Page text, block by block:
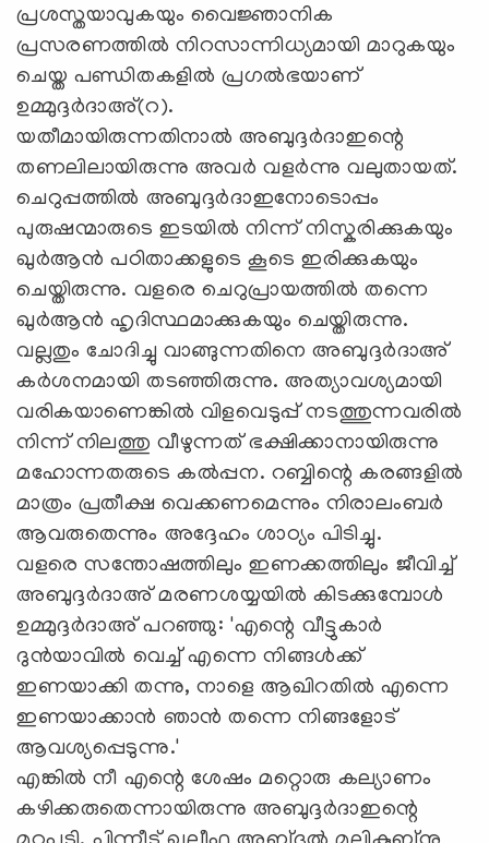
പ്രശസ്തയാവുകയും വൈജ്ഞാനിക
പ്രസരണത്തിൽ നിറസാന്നിധ്യമായി മാറുകയും
ചെയ്ത പണ്ഡിതകളിൽ പ്രഗൽഭയാണ്
ഉമ്മുദ്ദർദാഅ്(റ).
യതീമായിരുന്നതിനാൽ അബുദ്ദർദാഇന്റെ
തണലിലായിരുന്നു അവര്‍ വളർന്നു വലുതായത്.
ചെറുപ്പത്തില്‍ അബുദ്ദര്‍ദാഇനോടൊപ്പം
പുരുഷന്മാരുടെ ഇടയിൽ നിന്ന് നിസ്കരിക്കുകയും
ഖുർആൻ പഠിതാക്കളുടെ കൂടെ ഇരിക്കുകയും
ചെയ്തിരുന്നു. വളരെ ചെറുപ്രായത്തിൽ തന്നെ
ഖുർആൻ ഹൃദിസ്ഥമാക്കുകയും ചെയ്തിരുന്നു.
വല്ലതും ചോദിച്ചു വാങ്ങുന്നതിനെ അബുദ്ദർദാഅ്
കർശനമായി തടഞ്ഞിരുന്നു. അത്യാവശ്യമായി
വരികയാണെങ്കിൽ വിളവെടുപ്പ് നടത്തുന്നവരിൽ
നിന്ന് നിലത്തു വീഴുന്നത് ഭക്ഷിക്കാനായിരുന്നു
മഹോന്നതരുടെ കൽപ്പന. റബ്ബിന്റെ കരങ്ങളിൽ
മാത്രം പ്രതീക്ഷ വെക്കണമെന്നും നിരാലംബർ
ആവരുതെന്നും അദ്ദേഹം ശാഠ്യം പിടിച്ചു.
വളരെ സന്തോഷത്തിലും ഇണക്കത്തിലും ജീവിച്ച്
അബുദ്ദർദാഅ് മരണശയ്യയിൽ കിടക്കുമ്പോൾ
ഉമ്മുദ്ദർദാഅ് പറഞ്ഞു: 'എന്റെ വീട്ടുകാർ
ദുൻയാവിൽ വെച്ച് എന്നെ നിങ്ങൾക്ക്
ഇണയാക്കി തന്നു, നാളെ ആഖിറതിൽ എന്നെ
ഇണയാക്കാൻ ഞാൻ തന്നെ നിങ്ങളോട്
ആവശ്യപ്പെടുന്നു.'
എങ്കില്‍ നീ എന്റെ ശേഷം മറ്റൊരു കല്യാണം
കഴിക്കരുതെന്നായിരുന്നു അബുദ്ദര്‍ദാഇന്റെ